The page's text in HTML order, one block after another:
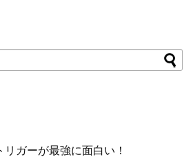
リガーが最強に面白い！